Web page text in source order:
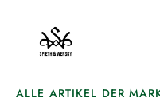
ALLE ARTIKEL DER